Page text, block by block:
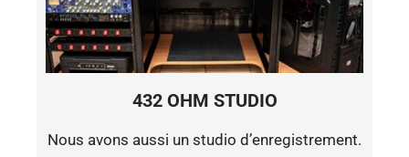
432 OHM STUDIO
Nous avons aussi un studio d’enregistrement.